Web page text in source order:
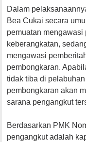
Dalam
Bea Cukai secara
pemuatan mengawasi
keberangkatan,
mengawasi
pembongkaran.
tidak tiba di
pembongkaran akan
sarana pengangkut
Berdasarkan PMK
pengangkut adalah